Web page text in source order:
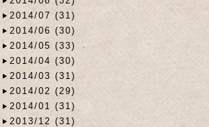
2014/07 (31)
2014/06 (30)
2014/05 (33)
2014/04 (30)
2014/03 (31)
2014/02 (29)
2014/01 (31)
2013/12 (31)